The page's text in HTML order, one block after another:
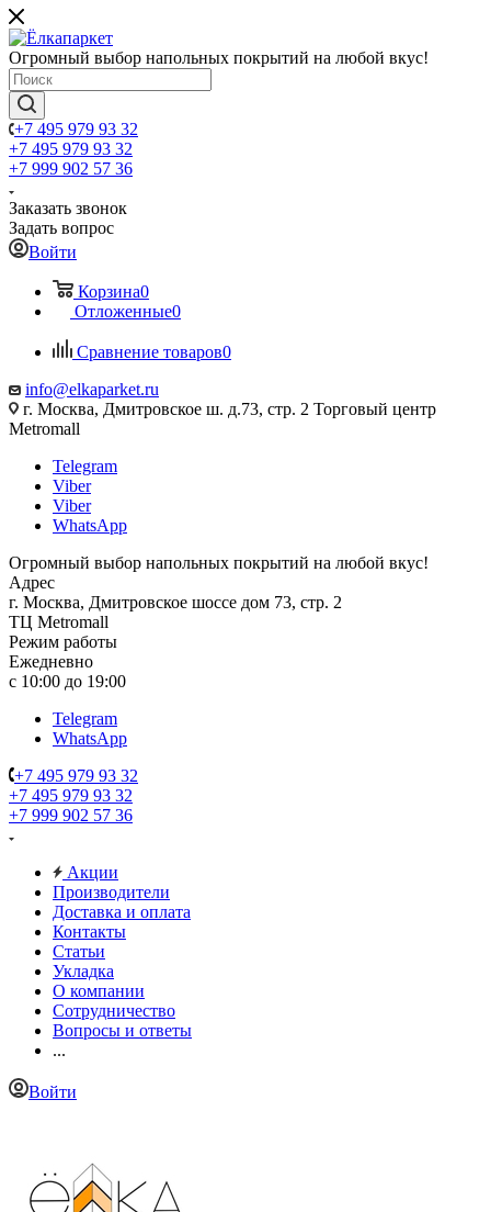
Огромный выбор напольных покрытий на любой вкус!
+7 495 979 93 32
+7 495 979 93 32
+7 999 902 57 36
Заказать звонок
Задать вопрос
Войти
Корзина0
Отложенные0
Сравнение товаров0
info@elkaparket.ru
г. Москва, Дмитровское ш. д.73, стр. 2 Торговый центр
Metromall
Telegram
Viber
Viber
WhatsApp
Огромный выбор напольных покрытий на любой вкус!
Адрес
г. Москва, Дмитровское шоссе дом 73, стр. 2
ТЦ Metromall
Режим работы
Ежедневно
с 10:00 до 19:00
Telegram
WhatsApp
+7 495 979 93 32
+7 495 979 93 32
+7 999 902 57 36
Акции
Производители
Доставка и оплата
Контакты
Статьи
Укладка
О компании
Сотрудничество
Вопросы и ответы
...
Войти